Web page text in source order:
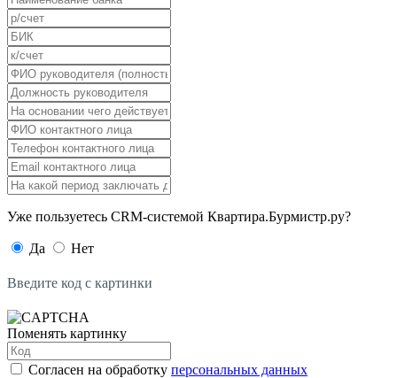
Уже пользуетесь CRM-системой Квартира.Бурмистр.ру?
Да Нет
Введите код с картинки
Поменять картинку
Согласен на обработку персональных данных